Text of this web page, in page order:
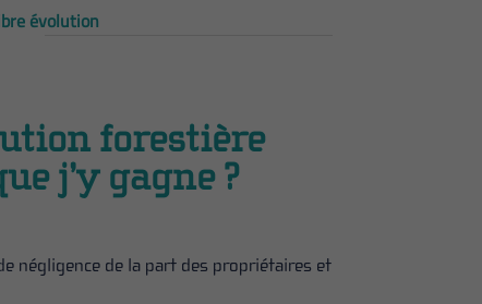
évolution
forestière
j’y gagne ?
négligence de la part des propriétaires et